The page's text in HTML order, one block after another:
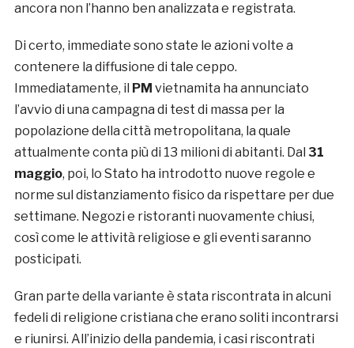
ancora non l’hanno ben analizzata e registrata.
Di certo, immediate sono state le azioni volte a
contenere la diffusione di tale ceppo.
Immediatamente, il PM vietnamita ha annunciato
l’avvio di una campagna di test di massa per la
popolazione della città metropolitana, la quale
attualmente conta più di 13 milioni di abitanti. Dal 31
maggio, poi, lo Stato ha introdotto nuove regole e
norme sul distanziamento fisico da rispettare per due
settimane. Negozi e ristoranti nuovamente chiusi,
così come le attività religiose e gli eventi saranno
posticipati.
Gran parte della variante è stata riscontrata in alcuni
fedeli di religione cristiana che erano soliti incontrarsi
e riunirsi. All’inizio della pandemia, i casi riscontrati